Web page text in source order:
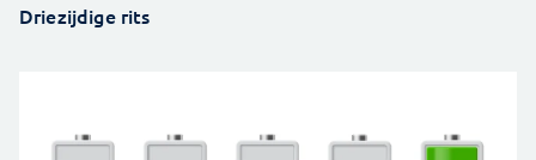
Driezijdige rits